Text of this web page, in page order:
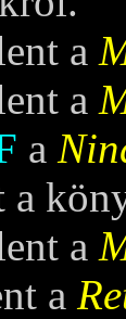
a
a
a
a
a